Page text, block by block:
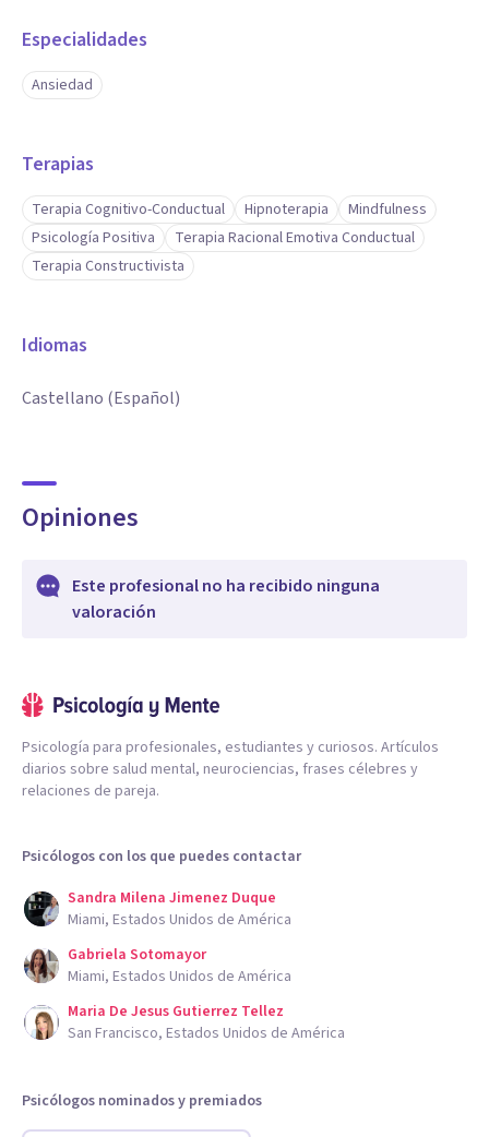
Especialidades
Ansiedad
Terapias
Terapia Cognitivo-Conductual Hipnoterapia
Mindfulness
Psicología Positiva
Terapia Racional Emotiva Conductual
Terapia Constructivista
Idiomas
Castellano (Español)
Opiniones
Este profesional no ha recibido ninguna
valoración
Psicología para profesionales, estudiantes y curiosos. Artículos
diarios sobre salud mental, neurociencias, frases célebres y
relaciones de pareja.
Psicólogos con los que puedes contactar
Sandra Milena Jimenez Duque
Miami, Estados Unidos de América
Gabriela Sotomayor
Miami, Estados Unidos de América
Maria De Jesus Gutierrez Tellez
San Francisco, Estados Unidos de América
Psicólogos nominados y premiados